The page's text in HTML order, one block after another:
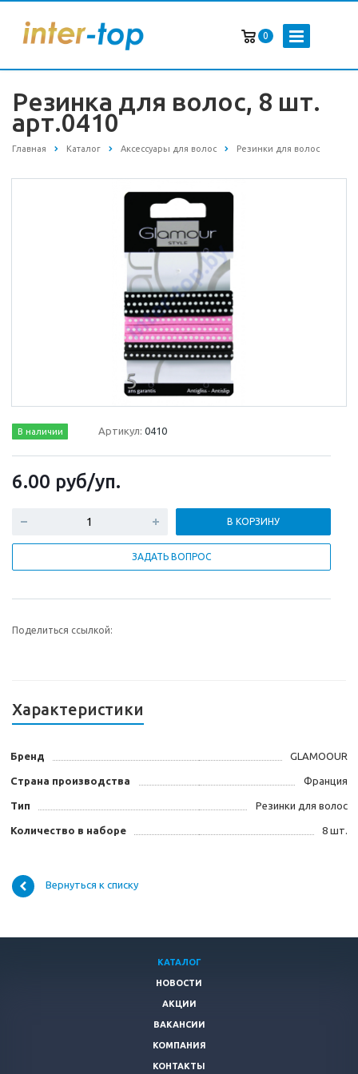
0
Резинка для волос, 8 шт.
арт.0410
Главная Каталог Аксессуары для волос Резинки для волос
В наличии Артикул:0410
6.00 руб/уп.
В КОРЗИНУ
ЗАДАТЬ ВОПРОС
Поделиться ссылкой:
Характеристики
Бренд GLAMOOUR
Страна производства Франция
Тип Резинки для волос
Количество в наборе 8 шт.
Вернуться к списку
КАТАЛОГ
НОВОСТИ
АКЦИИ
ВАКАНСИИ
КОМПАНИЯ
КОНТАКТЫ